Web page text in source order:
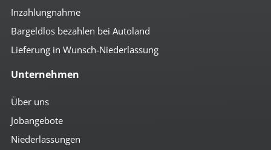
Inzahlungnahme
Bargeldlos bezahlen bei Autoland
Lieferung in Wunsch-Niederlassung
Unternehmen
Über uns
Jobangebote
Niederlassungen